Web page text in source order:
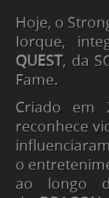
Hoje, o
Iorque,
QUEST, da
Fame.
Criado em
reconhece
o
ao longo